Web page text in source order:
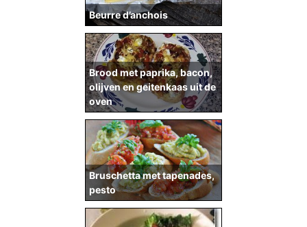
Beurre d’anchois
Brood met paprika, bacon,
olijven en geitenkaas uit de
oven
Bruschetta met tapenades,
pesto